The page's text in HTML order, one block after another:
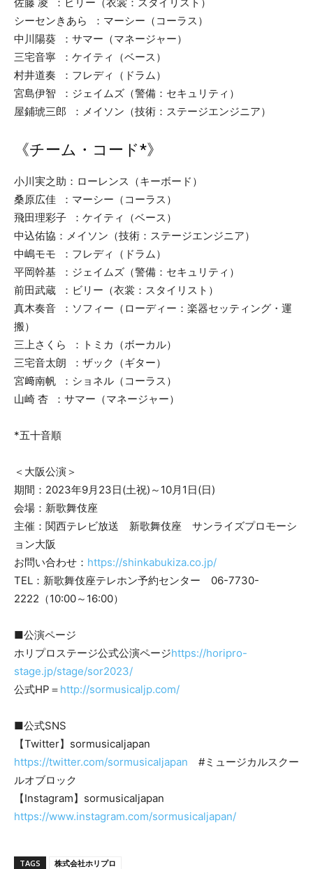
シーセンきあら ：マーシー（コーラス）
中川陽葵 ：サマー（マネージャー）
三宅音寧 ：ケイティ（ベース）
村井道奏 ：フレディ（ドラム）
宮島伊智 ：ジェイムズ（警備：セキュリティ）
屋鋪琥三郎 ：メイソン（技術：ステージエンジニア）
《チーム・コード*》
小川実之助：ローレンス（キーボード）
桑原広佳 ：マーシー（コーラス）
飛田理彩子 ：ケイティ（ベース）
中込佑協：メイソン（技術：ステージエンジニア）
中嶋モモ ：フレディ（ドラム）
平岡幹基 ：ジェイムズ（警備：セキュリティ）
前田武蔵 ：ビリー（衣裳：スタイリスト）
真木奏音 ：ソフィー（ローディー：楽器セッティング・運
搬）
三上さくら ：トミカ（ボーカル）
三宅音太朗 ：ザック（ギター）
宮﨑南帆 ：ショネル（コーラス）
山崎 杏 ：サマー（マネージャー）
*五十音順
＜大阪公演＞
期間：2023年9月23日(土祝)～10月1日(日)
会場：新歌舞伎座
主催：関西テレビ放送 新歌舞伎座 サンライズプロモーシ
ョン大阪
お問い合わせ： https://shinkabukiza.co.jp/
TEL：新歌舞伎座テレホン予約センター 06-7730-
2222（10:00～16:00）
■公演ページ
ホリプロステージ公式公演ページhttps://horipro-
stage.jp/stage/sor2023/
公式HP＝ http://sormusicaljp.com/
■公式SNS
【Twitter】sormusicaljapan
https://twitter.com/sormusicaljapan #ミュージカルスクー
ルオブロック
【Instagram】sormusicaljapan
https://www.instagram.com/sormusicaljapan/
TAGS 株式会社ホリプロ